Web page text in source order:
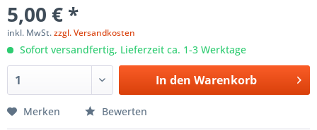
5,00 € *
inkl. MwSt.zzgl. Versandkosten
Sofort versandfertig, Lieferzeit ca. 1-3 Werktage
In den Warenkorb
Merken Bewerten